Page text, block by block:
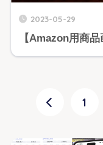
2023-05-29
【Amazon用商
1